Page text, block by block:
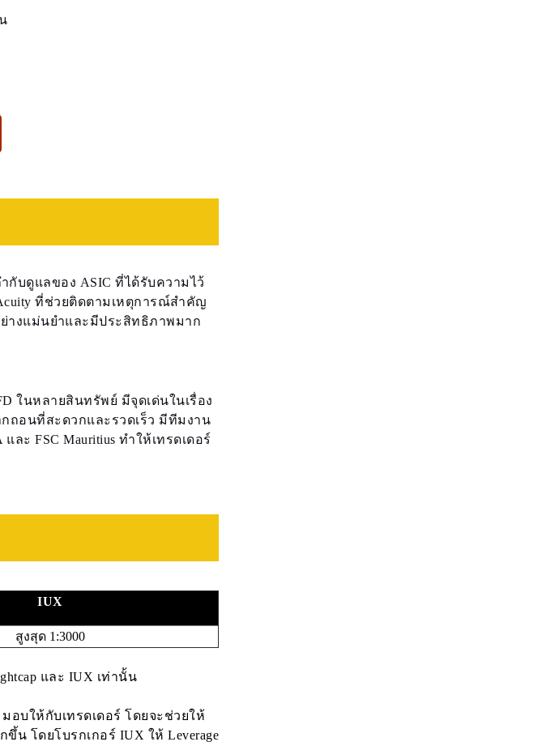
ำกับดูแลของ ASIC ที่ได้รับความไว้
ที่ช่วยติดตามเหตุการณ์สำคัญ
ย่างแม่นยำและมีประสิทธิภาพมาก
ในหลายสินทรัพย์ มีจุดเด่นในเรื่อง
ถอนที่สะดวกและรวดเร็ว มีทีมงาน
ะ FSC Mauritius ทำให้เทรดเดอร์
IUX
สูงสุด 1:3000
และ IUX เท่านั้น
อบให้กับเทรดเดอร์ โดยจะช่วยให้
น โดยโบรกเกอร์ IUX ให้ Leverage